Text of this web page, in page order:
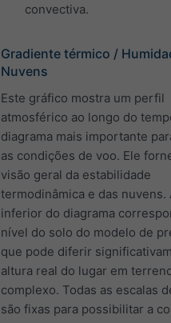
convectiva.
Gradiente térmico /
Nuvens
Este gráfico mostra um perfil
atmosférico ao longo do
diagrama mais importante
as condições de voo. Ele
visão geral da estabilidade
termodinâmica e das nuvens.
inferior do diagrama
nível do solo do modelo de
que pode diferir
altura real do lugar em
complexo. Todas as escalas
são fixas para possibilitar a